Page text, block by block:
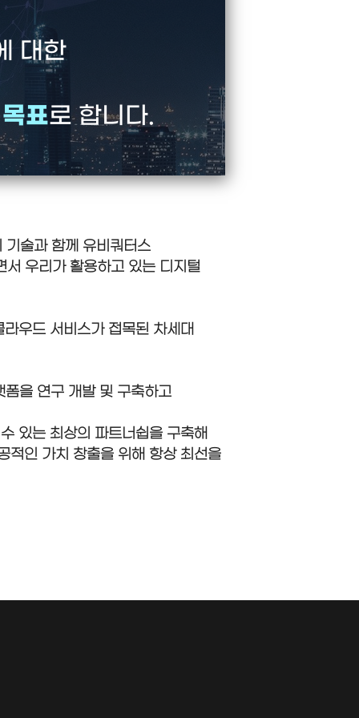
대한
표로 합니다.
술과 함께 유비쿼터스
우리가 활용하고 있는 디지털
우드 서비스가 접목된 차세대
폼을 연구 개발 및 구축하고
있는 최상의 파트너쉽을 구축해
적인 가치 창출을 위해 항상 최선을